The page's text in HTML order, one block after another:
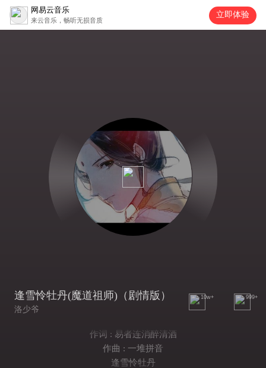
网易云音乐
来云音乐，畅听无损音质
立即体验
逢雪怜牡丹(魔道祖师)（剧情版）
洛少爷
10w+ 999+
作词 : 易者连消醉清酒
作曲 : 一堆拼音
逢雪怜牡丹